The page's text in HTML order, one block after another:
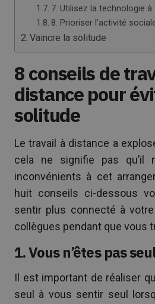
7. Utilisez la technologie
8. Prioriser l’activité
Vaincre la solitude
8 conseils de
distance pour
solitude
Le travail à distance a
cela ne signifie pas qu’il
inconvénients à cet
huit conseils ci-dessous
sentir plus connecté à
collègues pendant que vous
1. Vous n’êtes pas
Il est important de réaliser
seul à vous sentir seul